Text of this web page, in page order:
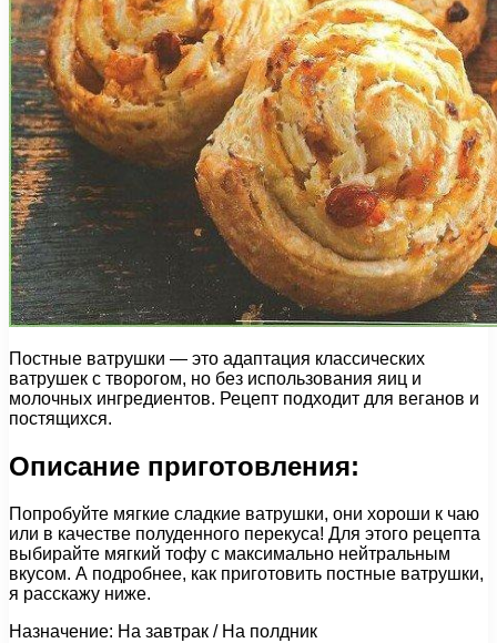
Постные ватрушки — это адаптация классических
ватрушек с творогом, но без использования яиц и
молочных ингредиентов. Рецепт подходит для веганов и
постящихся.
Описание приготовления:
Попробуйте мягкие сладкие ватрушки, они хороши к чаю
или в качестве полуденного перекуса! Для этого рецепта
выбирайте мягкий тофу с максимально нейтральным
вкусом. А подробнее, как приготовить постные ватрушки,
я расскажу ниже.
Назначение: На завтрак / На полдник